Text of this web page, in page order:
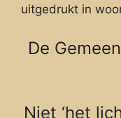
uitgedrukt in
De
Niet ‘het